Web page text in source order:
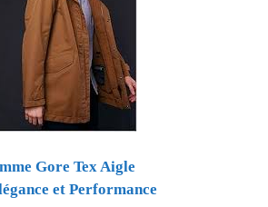
Gore Tex Aigle
et Performance